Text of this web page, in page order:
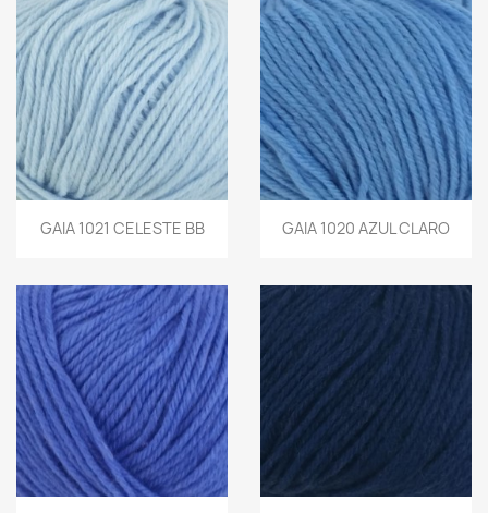
GAIA 1021 CELESTE BB GAIA 1020 AZUL CLARO